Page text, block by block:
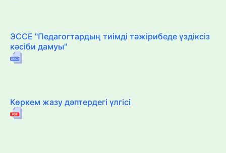
ЭССЕ "Педагогтардың тиімді тәжірибеде үздіксіз
кәсіби дамуы"
Көркем жазу дәптердегі үлгісі